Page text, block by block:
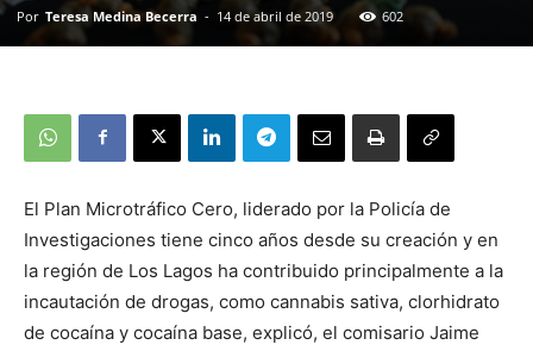
Por Teresa Medina Becerra - 14 de abril de 2019 602
El Plan Microtráfico Cero, liderado por la Policía de
Investigaciones tiene cinco años desde su creación y en
la región de Los Lagos ha contribuido principalmente a la
incautación de drogas, como cannabis sativa, clorhidrato
de cocaína y cocaína base, explicó, el comisario Jaime